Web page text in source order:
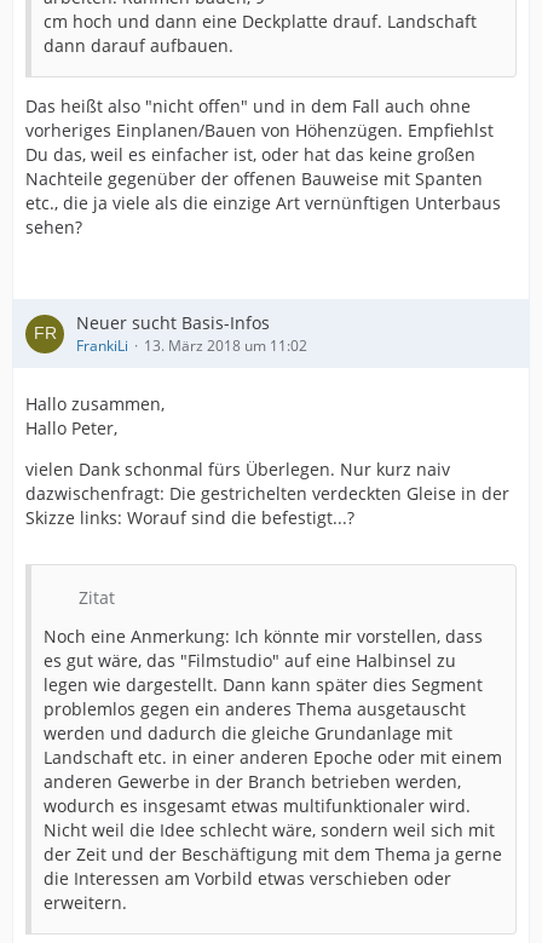
cm hoch und dann eine Deckplatte drauf. Landschaft
dann darauf aufbauen.
Das heißt also "nicht offen" und in dem Fall auch ohne
vorheriges Einplanen/Bauen von Höhenzügen. Empfiehlst
Du das, weil es einfacher ist, oder hat das keine großen
Nachteile gegenüber der offenen Bauweise mit Spanten
etc., die ja viele als die einzige Art vernünftigen Unterbaus
sehen?
Neuer sucht Basis-Infos
FrankiLi 13. März 2018 um 11:02
Hallo zusammen,
Hallo Peter,
vielen Dank schonmal fürs Überlegen. Nur kurz naiv
dazwischenfragt: Die gestrichelten verdeckten Gleise in der
Skizze links: Worauf sind die befestigt...?
Zitat
Noch eine Anmerkung: Ich könnte mir vorstellen, dass
es gut wäre, das "Filmstudio" auf eine Halbinsel zu
legen wie dargestellt. Dann kann später dies Segment
problemlos gegen ein anderes Thema ausgetauscht
werden und dadurch die gleiche Grundanlage mit
Landschaft etc. in einer anderen Epoche oder mit einem
anderen Gewerbe in der Branch betrieben werden,
wodurch es insgesamt etwas multifunktionaler wird.
Nicht weil die Idee schlecht wäre, sondern weil sich mit
der Zeit und der Beschäftigung mit dem Thema ja gerne
die Interessen am Vorbild etwas verschieben oder
erweitern.